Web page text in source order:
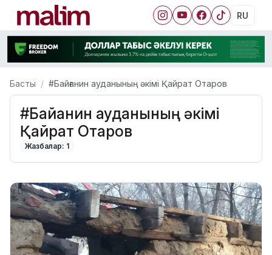
RU
Басты #Байғанин ауданының әкімі Қайрат Отаров
#Байғанин ауданының әкімі
Қайрат Отаров
Жазбалар: 1